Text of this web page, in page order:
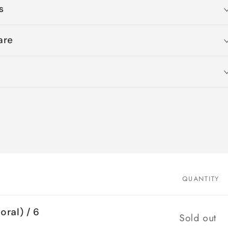
QUANTITY
/ 6 Quantity
Sold out